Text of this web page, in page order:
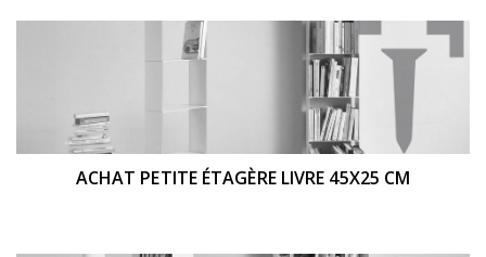
ACHAT PETITE ÉTAGÈRE LIVRE 45X25 CM